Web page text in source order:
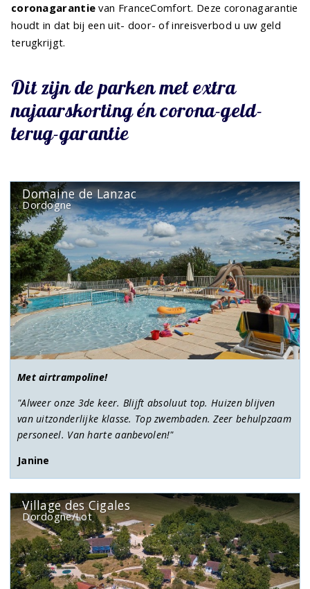
coronagarantie van FranceComfort. Deze coronagarantie
houdt in dat bij een uit- door- of inreisverbod u uw geld
terugkrijgt.
Dit zijn de parken met extra
najaarskorting én corona-geld-
terug-garantie
Domaine de Lanzac
Dordogne
Met airtrampoline!
"Alweer onze 3de keer. Blijft absoluut top. Huizen blijven
van uitzonderlijke klasse. Top zwembaden. Zeer behulpzaam
personeel. Van harte aanbevolen!"
Janine
Village des Cigales
Dordogne/Lot